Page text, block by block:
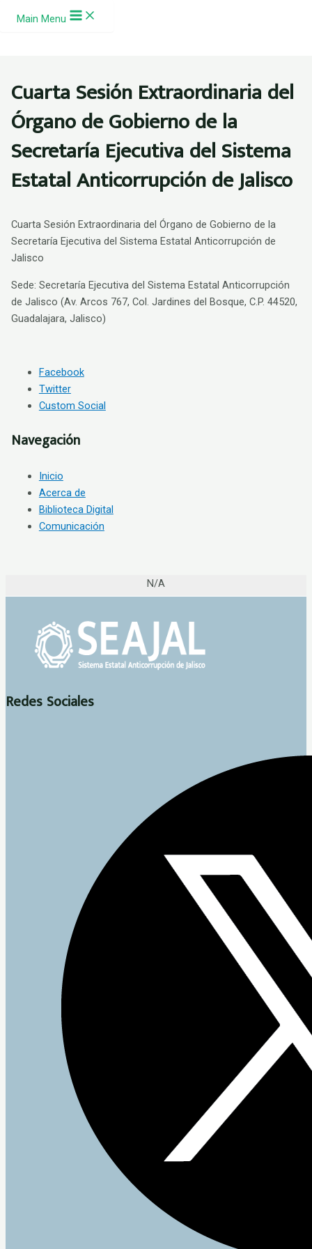
Ir al contenido
Main Menu
Cuarta Sesión Extraordinaria del
Órgano de Gobierno de la
Secretaría Ejecutiva del Sistema
Estatal Anticorrupción de Jalisco
Cuarta Sesión Extraordinaria del Órgano de Gobierno de la
Secretaría Ejecutiva del Sistema Estatal Anticorrupción de
Jalisco
Sede: Secretaría Ejecutiva del Sistema Estatal Anticorrupción
de Jalisco (Av. Arcos 767, Col. Jardines del Bosque, C.P. 44520,
Guadalajara, Jalisco)
Facebook
Twitter
Custom Social
Navegación
Inicio
Acerca de
Biblioteca Digital
Comunicación
N/A
Redes Sociales